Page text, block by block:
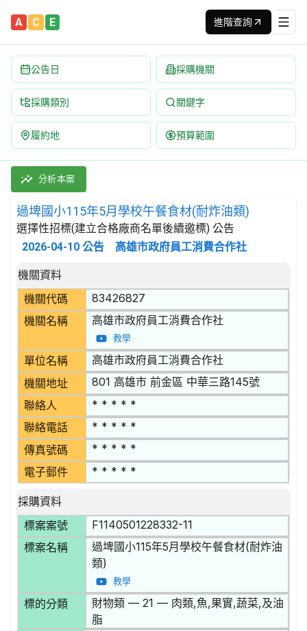
A C E 進階查詢
公告日 採購機關
採購類別 關鍵字
履約地 預算範圍
過埤國小115年5月學校午餐食材(耐炸油類) 招標公告 | 案號
採購類別：財物類 肉類,魚,果實,蔬菜,及油脂 | 招標方式：
分析本案
過埤國小115年5月學校午餐食材(耐炸油類)
選擇性招標(建立合格廠商名單後續邀標) 公告
2026-04-10 公告 高雄市政府員工消費合作社
招標公告詳細內容
機關資料
機關代碼
83426827
機關名稱 高雄市政府員工消費合作社
教學
單位名稱 高雄市政府員工消費合作社
機關地址 801 高雄市 前金區 中華三路145號
聯絡人 * * * * *
聯絡電話 * * * * *
傳真號碼 * * * * *
電子郵件 * * * * *
採購資料
標案案號
F1140501228332-11
標案名稱
過埤國小115年5月學校午餐食材(耐炸油
類)
教學
標的分類
財物類 — 21 — 肉類,魚,果實,蔬菜,及油
脂